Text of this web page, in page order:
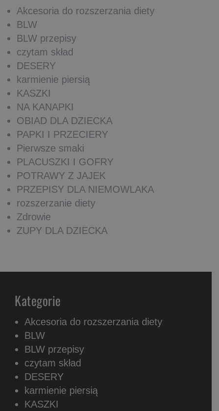
Akcesoria do rozszerzania diety
BLW
BLW przepisy
czytam skład
DESERY
karmienie piersią
KASZKI
NA KANAPKI
OBIAD DLA DZIECKA
PAPKI I PRZECIERY
Pierwsze smaki
PLACUSZKI I GOFRY
POTRAWY Z JAJEK
PRZEPISY DLA NIEMOWLAKA
rozszerzanie diety
Zdrowie
ZUPY DLA DZIECKA
Kategorie
Akcesoria do rozszerzania diety
BLW
BLW przepisy
czytam skład
DESERY
karmienie piersią
KASZKI